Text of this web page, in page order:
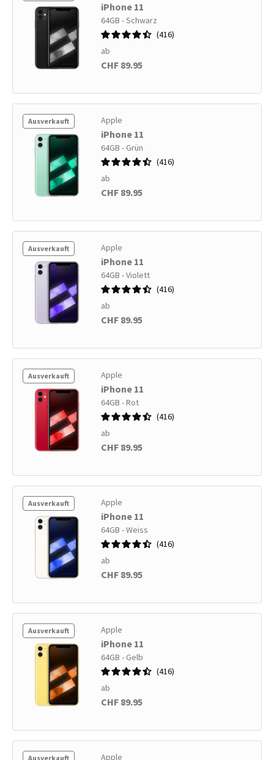
iPhone 11
64GB - Schwarz
416
ab
CHF 89.95
Ausverkauft Apple
iPhone 11
64GB - Grün
416
ab
CHF 89.95
Ausverkauft Apple
iPhone 11
64GB - Violett
416
ab
CHF 89.95
Ausverkauft Apple
iPhone 11
64GB - Rot
416
ab
CHF 89.95
Ausverkauft Apple
iPhone 11
64GB - Weiss
416
ab
CHF 89.95
Ausverkauft Apple
iPhone 11
64GB - Gelb
416
ab
CHF 89.95
Ausverkauft Apple